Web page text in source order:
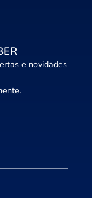
e novidades